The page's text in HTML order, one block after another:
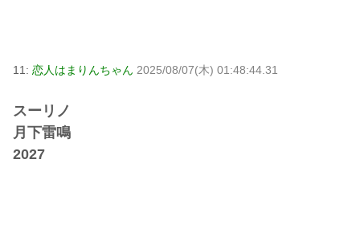
11: 恋人はまりんちゃん 2025/08/07(木) 01:48:44.31
スーリノ
月下雷鳴
2027